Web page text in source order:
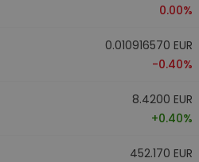
0.00%
0.010916570 EUR
-0.40%
8.4200 EUR
+0.40%
452.170 EUR